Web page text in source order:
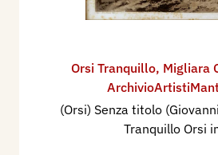
Orsi Tranquillo, Migliara
(Orsi) Senza titolo
Tranquillo Orsi